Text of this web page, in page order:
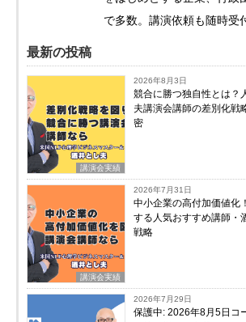
で多数。講演依頼も随時受
最新の投稿
講演会実績
2026年8月3日
競合に勝つ独自性とは？
夫講演会講師の差別化戦
密
講演会実績
2026年7月31日
中小企業の高付加価値化
する人気おすすめ講師・
戦略
2026年7月29日
保護中: 2026年8月5日コ